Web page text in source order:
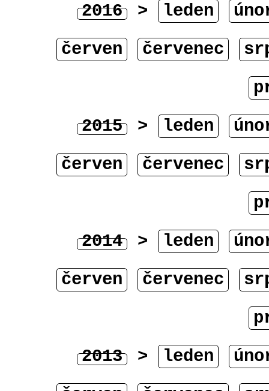
2016 > leden
červen
červenec
2015 > leden
červen
červenec
2014 > leden
červen
červenec
2013 > leden